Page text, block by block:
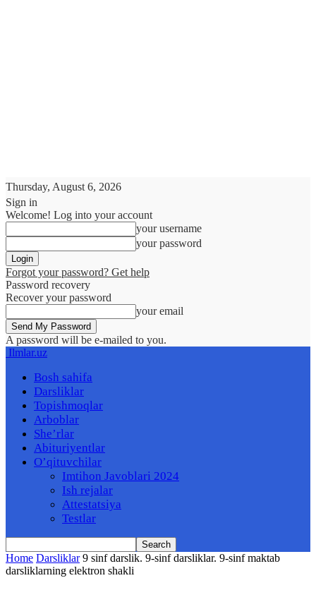
Thursday, August 6, 2026
Sign in
Welcome! Log into your account
your username
your password
Forgot your password? Get help
Password recovery
Recover your password
your email
A password will be e-mailed to you.
Ilmlar.uz
Bosh sahifa
Darsliklar
Topishmoqlar
Arboblar
She’rlar
Abituriyentlar
O’qituvchilar
Imtihon Javoblari 2024
Ish rejalar
Attestatsiya
Testlar
Home Darsliklar 9 sinf darslik. 9-sinf darsliklar. 9-sinf maktab
darsliklarning elektron shakli